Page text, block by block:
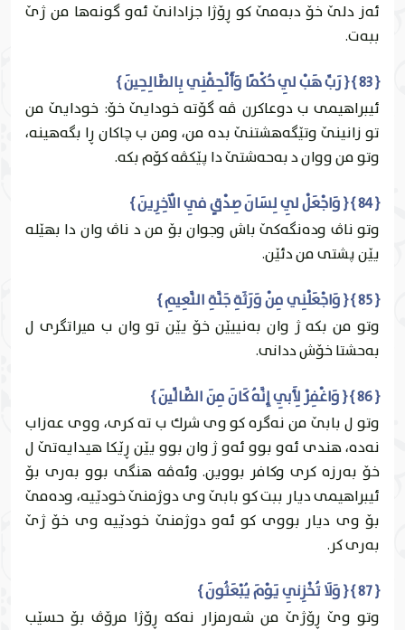
ئه‌ز دلێ خۆ دبه‌مێ كو ڕۆژا جزادانێ ئه‌و گونه‌ها من ژێ
ببه‌ت.
{ 83 } { رَبِّ هَبْ لِي حُكْمًا وَأَلْحِقْنِي بِالصَّالِحِينَ }
ئيبراهيمى ب دوعاكرن ڤه‌ گۆته‌ خودايێ خۆ: خودايێ من
تو زانينێ وتێگه‌هشتنێ بده‌ من، ومن ب چاكان ڕا بگه‌هينه‌،
وتو من ووان د به‌حه‌شتێ دا پێكڤه‌ كۆم بكه‌.
{ 84 } { وَاجْعَلْ لِي لِسَانَ صِدْقٍ فِي الْآخِرِينَ }
وتو ناڤ وده‌نگه‌كێ باش وجوان بۆ من د ناڤ وان دا بهێله‌
يێن پشتى من دئێن.
{ 85 } { وَاجْعَلْنِي مِنْ وَرَثَةِ جَنَّةِ النَّعِيمِ }
وتو من بكه‌ ژ وان به‌نییێن خۆ يێن تو وان ب ميراتگرى ل
به‌حشتا خۆش ددانى.
{ 86 } { وَاغْفِرْ لِأَبِي إِنَّهُ كَانَ مِنَ الضَّالِّينَ }
وتو ل بابێ من نه‌گره‌ كو وى شرك ب ته‌ كرى، ووى عه‌زاب
نه‌ده‌، هندى ئه‌و بوو ئه‌و ژ وان بوو يێن ڕێكا هيدايه‌تێ ل
خۆ به‌رزه‌ كرى وكافر بووين. وئه‌ڤه‌ هنگى بوو به‌رى بۆ
ئيبراهيمى ديار ببت كو بابێ وى دوژمنێ خودێیه‌، وده‌مێ
بۆ وى ديار بووى كو ئه‌و دوژمنێ خودێیه‌ وى خۆ ژێ
به‌رى كر.
{ 87 } { وَلَا تُخْزِنِي يَوْمَ يُبْعَثُونَ }
وتو وێ ڕۆژێ من شه‌رمزار نه‌كه‌ ڕۆژا مرۆڤ بۆ حسێب